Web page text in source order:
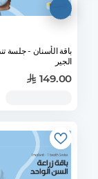
باقة الأسنان - جلسة
الجير
149.00